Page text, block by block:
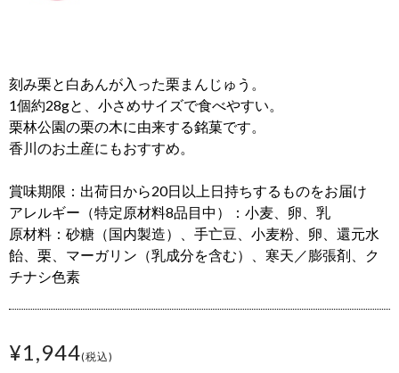
刻み栗と白あんが入った栗まんじゅう。
1個約28gと、小さめサイズで食べやすい。
栗林公園の栗の木に由来する銘菓です。
香川のお土産にもおすすめ。
賞味期限：出荷日から20日以上日持ちするものをお届け
アレルギー（特定原材料8品目中）：小麦、卵、乳
原材料：砂糖（国内製造）、手亡豆、小麦粉、卵、還元水
飴、栗、マーガリン（乳成分を含む）、寒天／膨張剤、ク
チナシ色素
¥1,944(税込)